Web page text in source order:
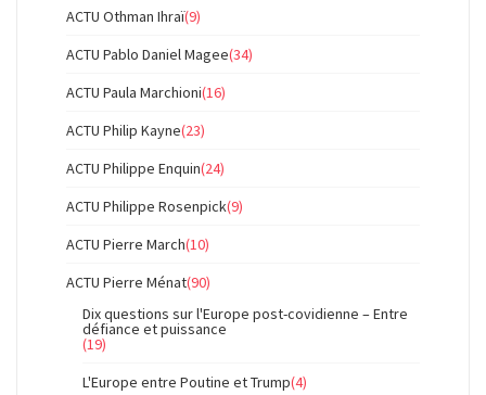
ACTU Othman Ihraï(9)
ACTU Pablo Daniel Magee(34)
ACTU Paula Marchioni(16)
ACTU Philip Kayne(23)
ACTU Philippe Enquin(24)
ACTU Philippe Rosenpick(9)
ACTU Pierre March(10)
ACTU Pierre Ménat(90)
Dix questions sur l'Europe post-covidienne – Entre
défiance et puissance
(19)
L'Europe entre Poutine et Trump(4)